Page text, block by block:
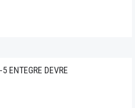
ENTEGRE DEVRE